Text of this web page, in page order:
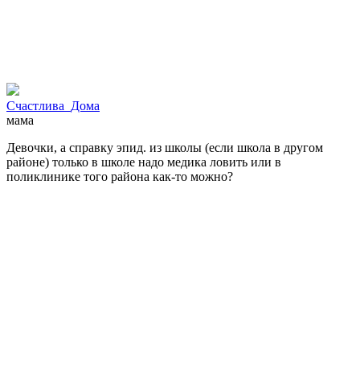
Счастлива_Дома
мама
Девочки, а справку эпид. из школы (если школа в другом
районе) только в школе надо медика ловить или в
поликлинике того района как-то можно?